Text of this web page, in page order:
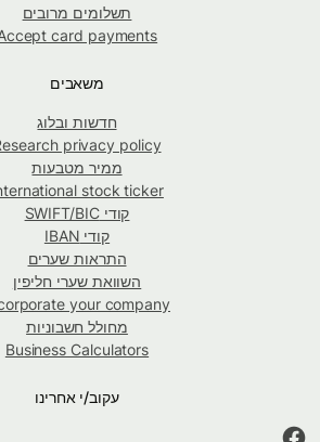
תשלומים מרובים
Accept card payments
משאבים
חדשות ובלוג
Research privacy policy
ממיר מטבעות
International stock ticker
קודי SWIFT/BIC
קודי IBAN
התראות שערים
השוואת שערי חליפין
Incorporate your company
מחולל חשבוניות
Business Calculators
עקוב/י אחרינו